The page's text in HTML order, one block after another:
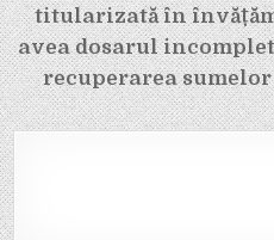
titularizată în
avea dosarul
recuperarea